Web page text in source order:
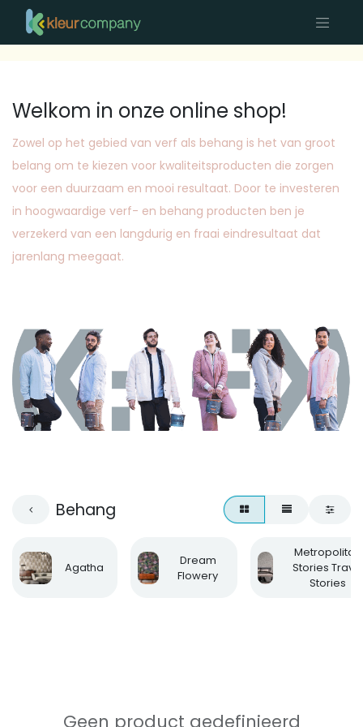
Welkom in onze online shop!
Zowel op het gebied van verf als behang is het van groot
belang om te kiezen voor kwaliteitsproducten die zorgen
voor een duurzaam en mooi resultaat. Door te investeren
in hoogwaardige verf- en behang producten ben je
verzekerd van een langdurig en fraai eindresultaat dat
jarenlang meegaat.
Behang
Agatha
Dream
Flowery
Metropolitan
Stories Travel
Stories
Geen product gedefinieerd